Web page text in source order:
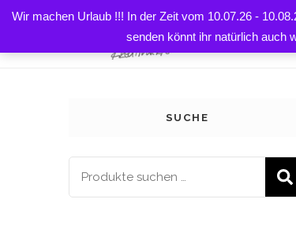
Wir machen Urlaub !!! In der Zeit vom 10.07.26 -
senden könnt ihr natürlich auch
SUCHE